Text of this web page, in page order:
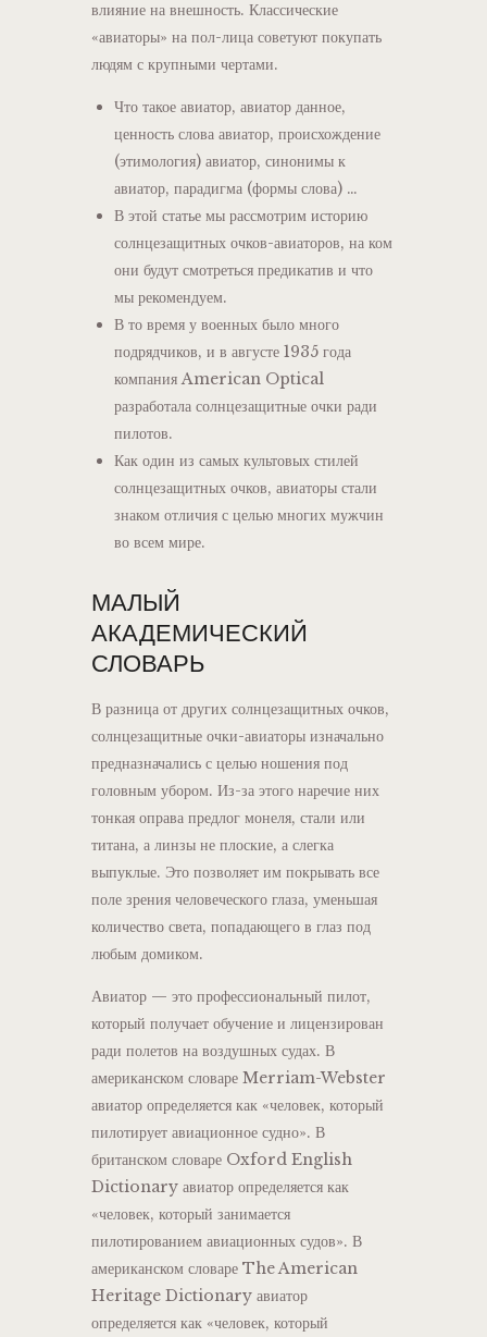
влияние на внешность. Классические
«авиаторы» на пол-лица советуют покупать
людям с крупными чертами.
Что такое авиатор, авиатор данное,
ценность слова авиатор, происхождение
(этимология) авиатор, синонимы к
авиатор, парадигма (формы слова) …
В этой статье мы рассмотрим историю
солнцезащитных очков-авиаторов, на ком
они будут смотреться предикатив и что
мы рекомендуем.
В то время у военных было много
подрядчиков, и в августе 1935 года
компания American Optical
разработала солнцезащитные очки ради
пилотов.
Как один из самых культовых стилей
солнцезащитных очков, авиаторы стали
знаком отличия с целью многих мужчин
во всем мире.
МАЛЫЙ
АКАДЕМИЧЕСКИЙ
СЛОВАРЬ
В разница от других солнцезащитных очков,
солнцезащитные очки-авиаторы изначально
предназначались с целью ношения под
головным убором. Из-за этого наречие них
тонкая оправа предлог монеля, стали или
титана, а линзы не плоские, а слегка
выпуклые. Это позволяет им покрывать все
поле зрения человеческого глаза, уменьшая
количество света, попадающего в глаз под
любым домиком.
Авиатор — это профессиональный пилот,
который получает обучение и лицензирован
ради полетов на воздушных судах. В
американском словаре Merriam-Webster
авиатор определяется как «человек, который
пилотирует авиационное судно». В
британском словаре Oxford English
Dictionary авиатор определяется как
«человек, который занимается
пилотированием авиационных судов». В
американском словаре The American
Heritage Dictionary авиатор
определяется как «человек, который